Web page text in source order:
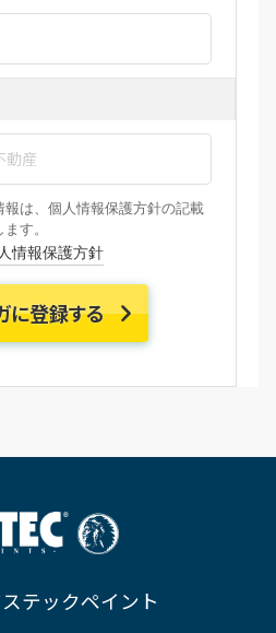
報は、個人情報保護方針の記載
す。
情報保護方針
テックペイント